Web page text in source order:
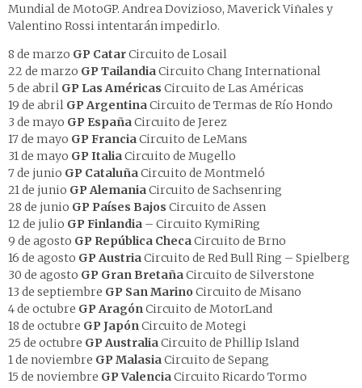
Mundial de MotoGP. Andrea Dovizioso, Maverick Viñales y
Valentino Rossi intentarán impedirlo.
8 de marzo GP CatarCircuito de Losail
22 de marzo GP TailandiaCircuito Chang International
5 de abril GP Las Américas Circuito de Las Américas
19 de abril GP ArgentinaCircuito de Termas de Río Hondo
3 de mayo GP EspañaCircuito de Jerez
17 de mayo GP FranciaCircuito de LeMans
31 de mayo GP ItaliaCircuito de Mugello
7 de junio GP CataluñaCircuito de Montmeló
21 de junio GP AlemaniaCircuito de Sachsenring
28 de junio GP Países Bajos Circuito de Assen
12 de julio GP Finlandia – Circuito KymiRing
9 de agosto GP República ChecaCircuito de Brno
16 de agosto GP AustriaCircuito de Red Bull Ring – Spielberg
30 de agosto GP Gran BretañaCircuito de Silverstone
13 de septiembre GP San Marino Circuito de Misano
4 de octubre GP AragónCircuito de MotorLand
18 de octubre GP JapónCircuito de Motegi
25 de octubre GP AustraliaCircuito de Phillip Island
1 de noviembre GP MalasiaCircuito de Sepang
15 de noviembre GP ValenciaCircuito Ricardo Tormo